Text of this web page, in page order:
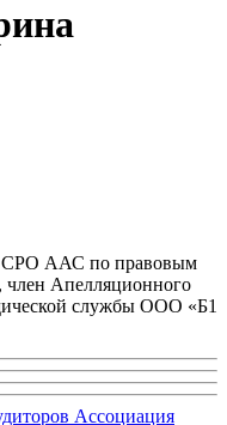
СРО ААС по правовым
член Апелляционного
службы ООО «Б1